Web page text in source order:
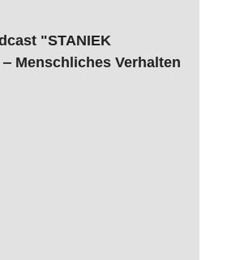
"STANIEK
‒ Menschliches Verhalten